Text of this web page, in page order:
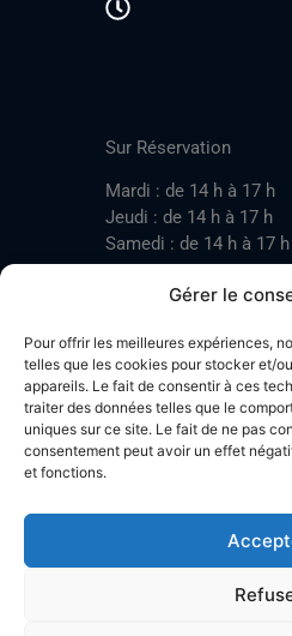
Gérer le
Pour offrir les meilleures expériences,
telles que les cookies pour stocker et/
appareils. Le fait de consentir à ces
traiter des données telles que le
uniques sur ce site. Le fait de ne pas
consentement peut avoir un effet
et fonctions.
Sur Réservation
Mardi : de 14 h à 17 h
Jeudi : de 14 h à 17 h
Samedi : de 14 h à 17 h
Mardi : de 17 h à 20 h
Jeudi : de 17 h à 20 h
Samedi : de 14 h à 17 h
1926 Fully –